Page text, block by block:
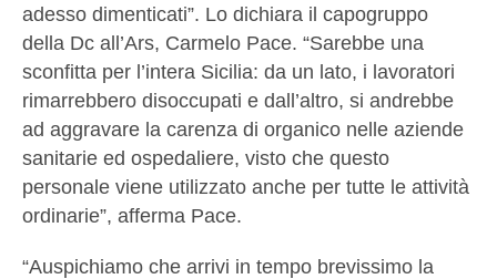
adesso dimenticati”. Lo dichiara il capogruppo
della Dc all’Ars, Carmelo Pace. “Sarebbe una
sconfitta per l’intera Sicilia: da un lato, i lavoratori
rimarrebbero disoccupati e dall’altro, si andrebbe
ad aggravare la carenza di organico nelle aziende
sanitarie ed ospedaliere, visto che questo
personale viene utilizzato anche per tutte le attività
ordinarie”, afferma Pace.
“Auspichiamo che arrivi in tempo brevissimo la